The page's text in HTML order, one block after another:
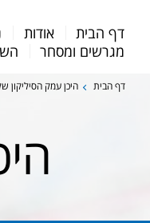
Menu
Bar
דף הבית אודות
מגרשים ומסחר
דף הבית היכן עמק הסיליקון